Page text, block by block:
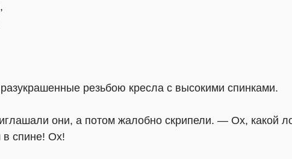
резьбою кресла с высокими спинками.
они, а потом жалобно скрипели. — Ох, какой
спине! Ох!